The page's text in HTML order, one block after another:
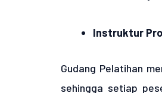
Instruktur
Gudang Pelatihan
sehingga setiap